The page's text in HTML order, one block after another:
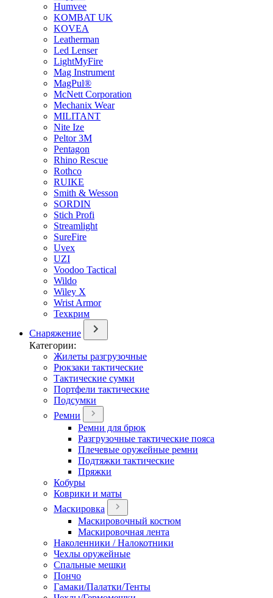
Humvee
KOMBAT UK
KOVEA
Leatherman
Led Lenser
LightMyFire
Mag Instrument
MagPul®
McNett Corporation
Mechanix Wear
MILITANT
Nite Ize
Peltor 3M
Pentagon
Rhino Rescue
Rothco
RUIKE
Smith & Wesson
SORDIN
Stich Profi
Streamlight
SureFire
Uvex
UZI
Voodoo Tactical
Wildo
Wiley X
Wrist Armor
Техкрим
Снаряжение
Категории:
Жилеты разгрузочные
Рюкзаки тактические
Тактические сумки
Портфели тактические
Подсумки
Ремни
Ремни для брюк
Разгрузочные тактические пояса
Плечевые оружейные ремни
Подтяжки тактические
Пряжки
Кобуры
Коврики и маты
Маскировка
Маскировочный костюм
Маскировочная лента
Наколенники / Налокотники
Чехлы оружейные
Спальные мешки
Пончо
Гамаки/Палатки/Тенты